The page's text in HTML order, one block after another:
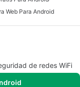
Web Para Android
de redes WiFi